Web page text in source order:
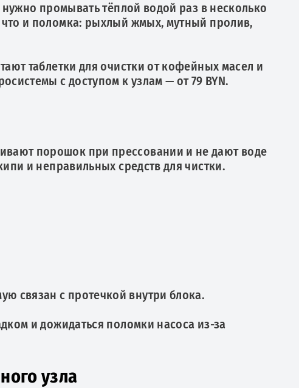
промывать тёплой водой раз в несколько
и поломка: рыхлый жмых, мутный пролив,
таблетки для очистки от кофейных масел и
с доступом к узлам — от 79 BYN.
порошок при прессовании и не дают воде
и неправильных средств для чистки.
связан с протечкой внутри блока.
и дожидаться поломки насоса из-за
узла